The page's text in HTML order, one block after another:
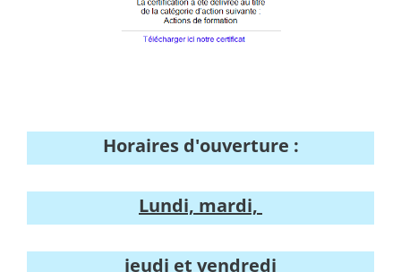
Horaires d'ouverture :
Lundi, mardi,
jeudi et vendredi